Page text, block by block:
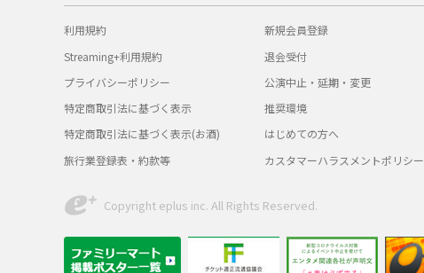
利用規約
Streaming+利用規約
プライバシーポリシー
特定商取引法に基づく表示
特定商取引法に基づく表示(お酒)
旅行業登録表・約款等
新規会員登録
退会受付
公演中止・延期・変更
推奨環境
はじめての方へ
カスタマーハラスメントポリシー
Copyright eplus inc. All Rights Reserved.